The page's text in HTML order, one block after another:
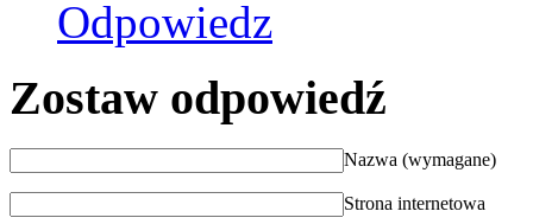
Odpowiedz
Zostaw odpowiedź
Nazwa (wymagane)
Strona internetowa